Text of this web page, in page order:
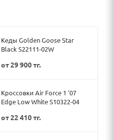
Кеды Golden Goose Star
Black S22111-02W
от29 900 тг.
Кроссовки Air Force 1 '07
Edge Low White S10322-04
от22 410 тг.